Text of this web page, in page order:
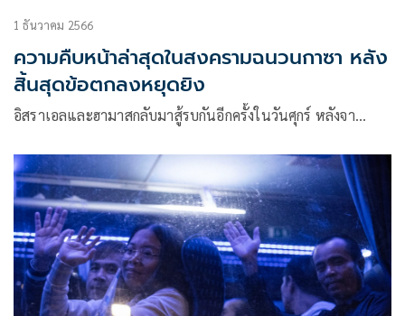
1 ธันวาคม 2566
ความคืบหน้าล่าสุดในสงครามฉนวนกาซา หลัง
สิ้นสุดข้อตกลงหยุดยิง
อิสราเอลและฮามาสกลับมาสู้รบกันอีกครั้งในวันศุกร์ หลังจา…